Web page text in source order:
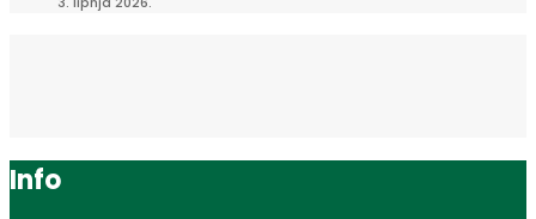
Info